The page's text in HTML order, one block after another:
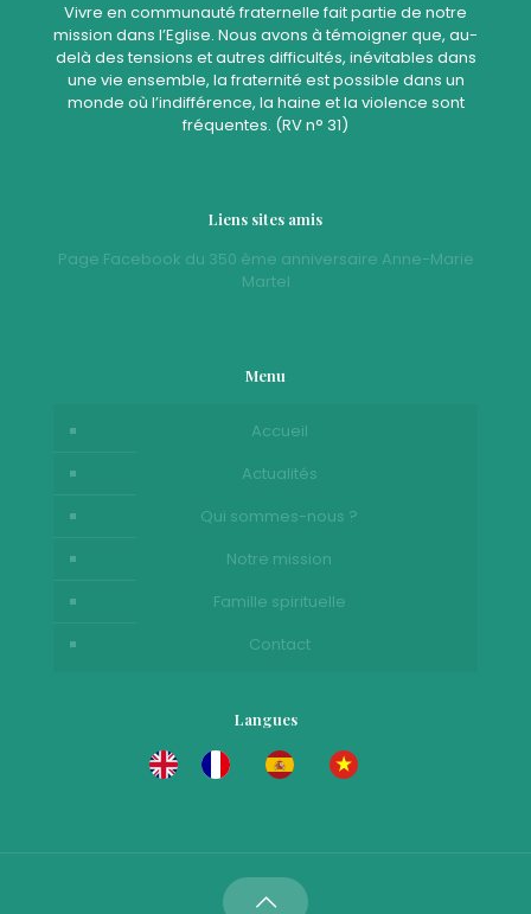
Vivre en communauté fraternelle fait partie de notre
mission dans l’Eglise. Nous avons à témoigner que, au-
delà des tensions et autres difficultés, inévitables dans
une vie ensemble, la fraternité est possible dans un
monde où l’indifférence, la haine et la violence sont
fréquentes. (RV n° 31)
Liens sites amis
Page Facebook du 350 ème anniversaire Anne-Marie
Martel
Menu
Accueil
Actualités
Qui sommes-nous ?
Notre mission
Famille spirituelle
Contact
Langues